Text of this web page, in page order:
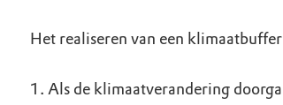
Het realiseren van een
1. Als de klimaatverandering